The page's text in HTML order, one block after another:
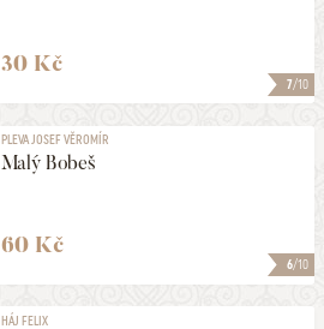
7/10
30 Kč
6/10
PLEVA JOSEF VĚROMÍR
Malý Bobeš
60 Kč
HÁJ FELIX